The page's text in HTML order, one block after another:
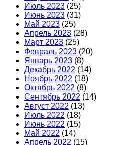
Июль 2023 (25)
Июнь 2023 (31)
Май 2023 (25)
Апрель 2023 (28)
Март 2023 (25)
Февраль 2023 (20)
Январь 2023 (8)
Декабрь 2022 (14)
Ноябрь 2022 (18)
Октябрь 2022 (8)
Сентябрь 2022 (14)
Август 2022 (13)
Июль 2022 (18)
Июнь 2022 (15)
Май 2022 (14)
Апрель 2022 (15)